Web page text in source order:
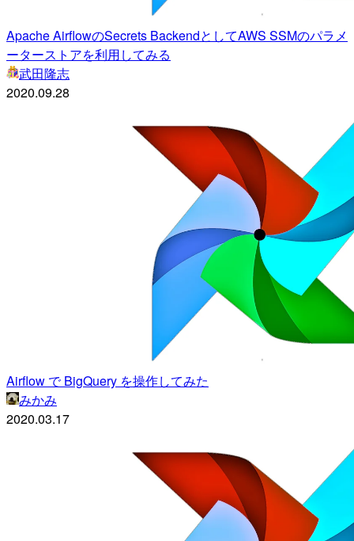
Apache AirflowのSecrets BackendとしてAWS SSMのパラメ
ーターストアを利用してみる
武田隆志
2020.09.28
Airflow で BigQuery を操作してみた
みかみ
2020.03.17